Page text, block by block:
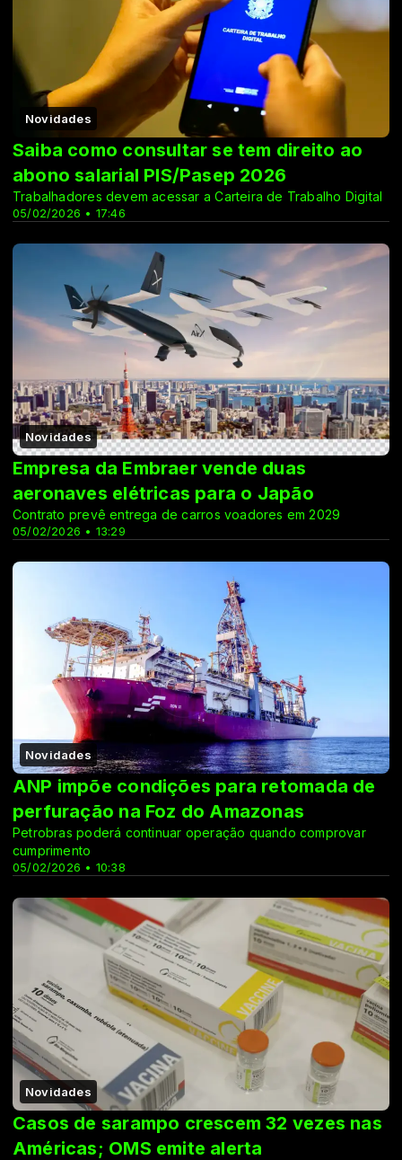
Novidades
05/02/2026 • 17:46
Saiba como consultar se tem direito ao
abono salarial PIS/Pasep 2026
Trabalhadores devem acessar a Carteira de Trabalho Digital
Novidades
05/02/2026 • 13:29
Empresa da Embraer vende duas
aeronaves elétricas para o Japão
Contrato prevê entrega de carros voadores em 2029
Novidades
05/02/2026 • 10:38
ANP impõe condições para retomada de
perfuração na Foz do Amazonas
Petrobras poderá continuar operação quando comprovar
cumprimento
Novidades
Casos de sarampo crescem 32 vezes nas
Américas; OMS emite alerta